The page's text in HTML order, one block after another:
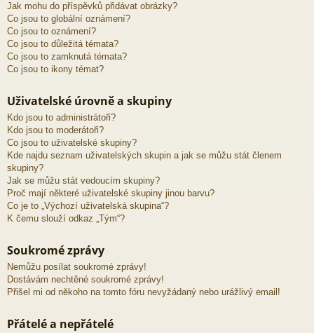
Jak mohu do příspěvků přidávat obrázky?
Co jsou to globální oznámení?
Co jsou to oznámení?
Co jsou to důležitá témata?
Co jsou to zamknutá témata?
Co jsou to ikony témat?
Uživatelské úrovně a skupiny
Kdo jsou to administrátoři?
Kdo jsou to moderátoři?
Co jsou to uživatelské skupiny?
Kde najdu seznam uživatelských skupin a jak se můžu stát členem
skupiny?
Jak se můžu stát vedoucím skupiny?
Proč mají některé uživatelské skupiny jinou barvu?
Co je to „Výchozí uživatelská skupina“?
K čemu slouží odkaz „Tým“?
Soukromé zprávy
Nemůžu posílat soukromé zprávy!
Dostávám nechtěné soukromé zprávy!
Přišel mi od někoho na tomto fóru nevyžádaný nebo urážlivý email!
Přátelé a nepřátelé